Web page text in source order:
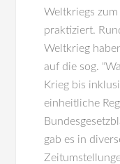
Weltkriegs
praktiziert.
Weltkrieg
auf die sog.
Krieg bis
einheitliche
gab es in